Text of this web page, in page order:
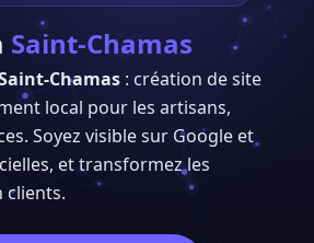
Saint-Chamas
Chamas : création de site
local pour les artisans,
Soyez visible sur Google et
et transformez les
clients.